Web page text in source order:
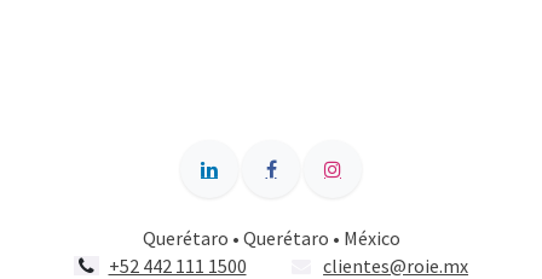
Querétaro • Querétaro • México
+52 442 111 1500
clientes@roie.mx